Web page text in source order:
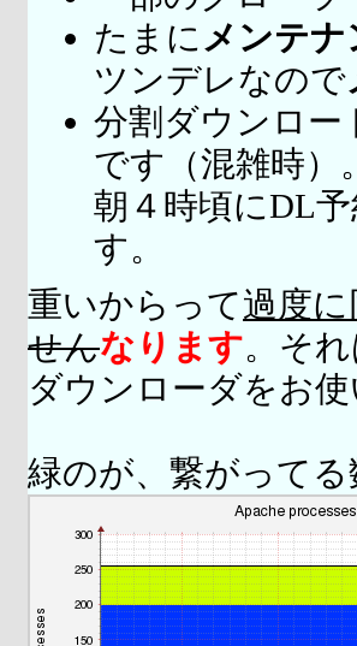
たまに メンテ
ツンデレなので
分割ダウンロー
です（混雑時）。
朝４時頃にDL
す。
重いからって過度
せんなります。そ
ダウンローダをお
緑のが、繋がってる